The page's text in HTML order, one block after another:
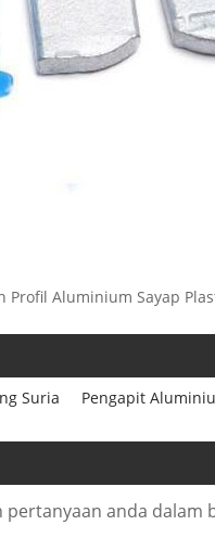
Aluminium Sayap
Suria Pengapit
anda dalam